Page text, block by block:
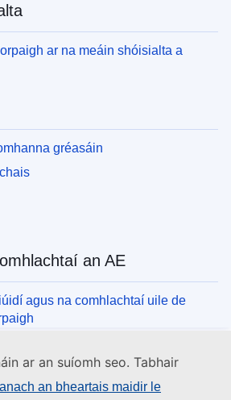
ar an suíomh seo. Tabhair
an bheartais maidir le
ar na meáin shóisialta a
gréasáin
an AE
agus na comhlachtaí uile de